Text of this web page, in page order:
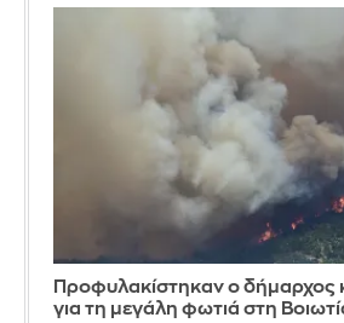
Προφυλακίστηκαν ο δήμαρχος
για τη μεγάλη φωτιά στη